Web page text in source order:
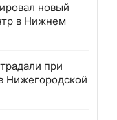
новый
в Нижнем
при
Нижегородской